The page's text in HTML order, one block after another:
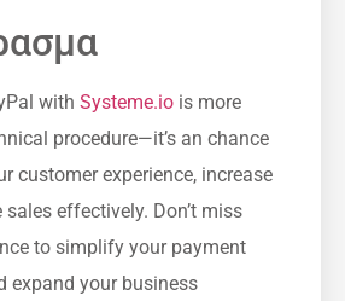
with Systeme.io is more
procedure—it’s ‌an ⁣chance
‌customer experience, increase
effectively. Don’t miss
to simplify your payment
expand your business